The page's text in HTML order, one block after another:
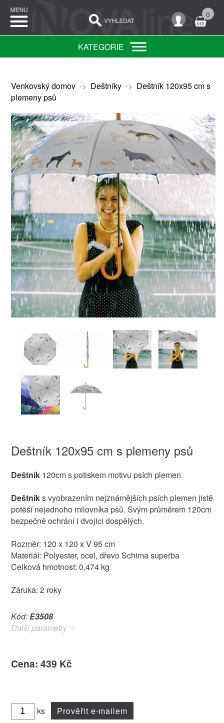
0
KATEGORIE
Venkovský domov-> Deštníky-> Deštník 120x95 cm s
plemeny psů
Deštník 120x95 cm s plemeny psů
Deštník120cm s potiskem motivu psích plemen.
Deštníks vyobrazením nejznámějších psích plemen jistě
potěší nejednoho milovníka psů. Svým průměrem 120cm
bezpečně ochrání i dvojici dospělých.
Rozměr: 120 x 120 x V 95 cm
Materiál: Polyester, ocel, dřevo Schima superba
Celková hmotnost: 0,474 kg
Záruka: 2 roky
Kód:E3508
Další parametry
Cena: 439 Kč
ks Prověřit e-mailem